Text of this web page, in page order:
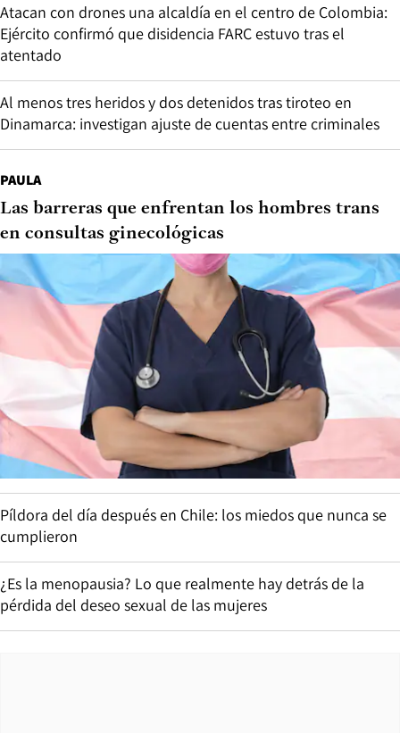
Atacan con drones una alcaldía en el centro de Colombia:
Ejército confirmó que disidencia FARC estuvo tras el
atentado
Al menos tres heridos y dos detenidos tras tiroteo en
Dinamarca: investigan ajuste de cuentas entre criminales
PAULA
Las barreras que enfrentan los hombres trans
en consultas ginecológicas
Píldora del día después en Chile: los miedos que nunca se
cumplieron
¿Es la menopausia? Lo que realmente hay detrás de la
pérdida del deseo sexual de las mujeres